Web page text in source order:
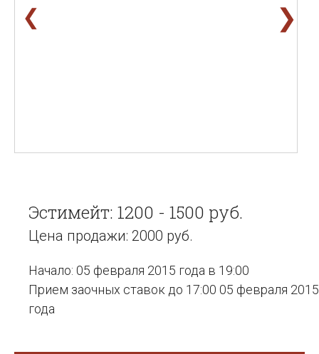
❮ ❯
Эстимейт: 1200 - 1500 руб.
Цена продажи: 2000 руб.
Начало: 05 февраля 2015 года в 19:00
Прием заочных ставок до 17:00 05 февраля 2015
года